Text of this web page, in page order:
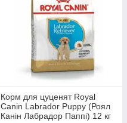
Корм для цуценят Royal
Canin Labrador Puppy (Роял
Канін Лабрадор Паппі) 12 кг